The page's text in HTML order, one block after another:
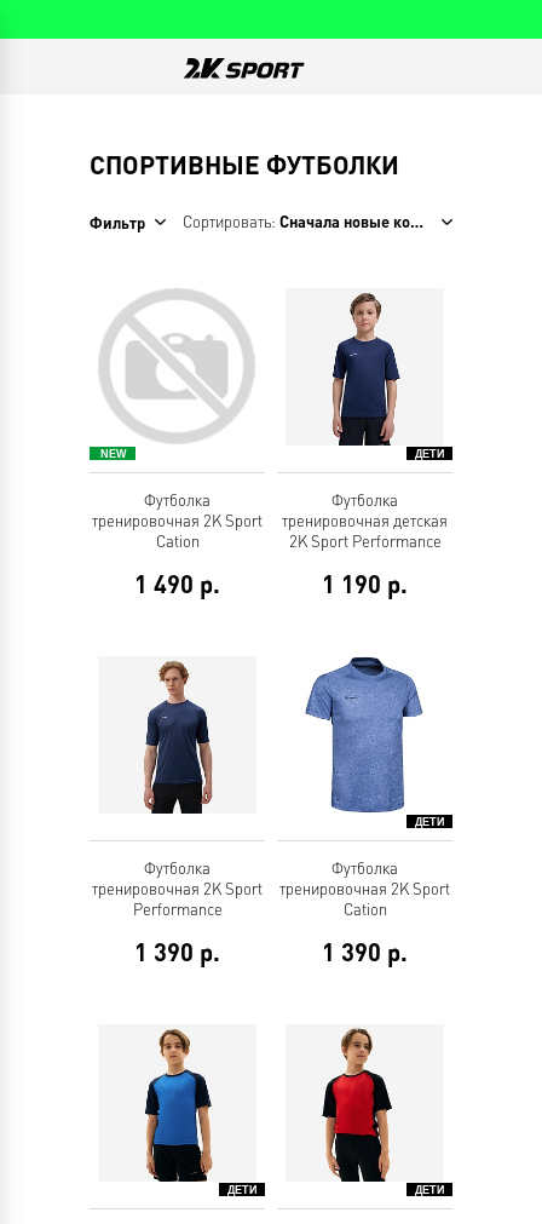
СПОРТИВНЫЕ ФУТБОЛКИ
Фильтр Сортировать: Сначала новые коллекции
Футболка
тренировочная 2K Sport
Cation
1 490 р.
Футболка
тренировочная детская
2K Sport Performance
1 190 р.
Футболка
тренировочная 2K Sport
Performance
1 390 р.
Футболка
тренировочная 2K Sport
Cation
1 390 р.